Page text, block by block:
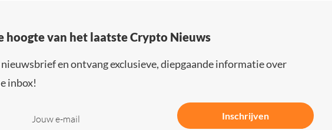
hoogte van het laatste Crypto Nieuws
en ontvang exclusieve, diepgaande informatie over
inbox!
Jouw e-mail Inschrijven